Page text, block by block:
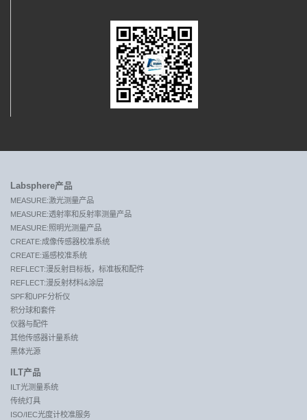
Labsphere产品
MEASURE:激光测量产品
MEASURE:透射率和反射率测量产品
MEASURE:照明光测量产品
CREATE:成像传感器校准系统
CREATE:遥感校准系统
REFLECT:漫反射目标板，标准板和配件
REFLECT:漫反射材料&涂层
SPF和UPF分析仪
积分球和套件
仪器与配件
其他传感器计量系统
黑体光源
ILT产品
ILT光测量系统
传统灯具
ISO/IEC光度计校准服务